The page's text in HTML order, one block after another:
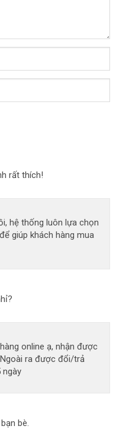
rất thích!
hệ thống luôn lựa chọn
giúp khách hàng mua
online ạ, nhận được
ra được đổi/trả
ngày
bè.